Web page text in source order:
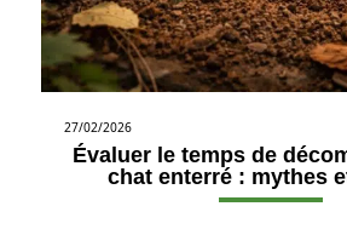
27/02/2026
Évaluer le temps de
chat enterré : mythes